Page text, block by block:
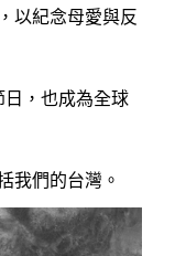
以紀念母愛與反
，也成為全球
我們的台灣。